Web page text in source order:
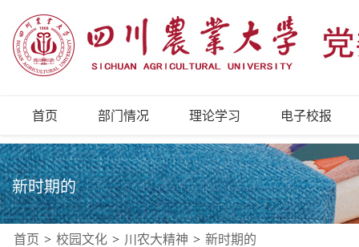
首页 部门情况 理论学习 电子校报
新时期的
首页 > 校园文化 > 川农大精神 > 新时期的